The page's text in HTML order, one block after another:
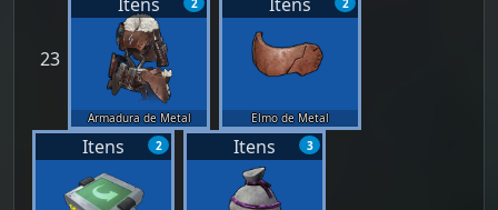
23
Armadura de Metal
Elmo de Metal
2
Itens 3
Itens